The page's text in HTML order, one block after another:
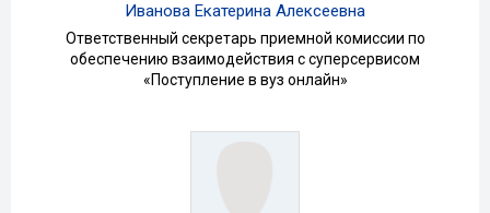
Иванова Екатерина Алексеевна
Ответственный секретарь приемной комиссии по
обеспечению взаимодействия с суперсервисом
«Поступление в вуз онлайн»